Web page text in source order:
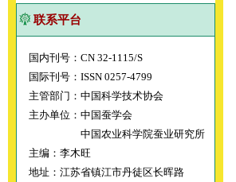
联系平台
国内刊号：CN 32-1115/S
国际刊号：ISSN 0257-4799
主管部门：中国科学技术协会
主办单位：中国蚕学会
中国农业科学院蚕业研究所
主编：李木旺
地址：江苏省镇江市丹徒区长晖路